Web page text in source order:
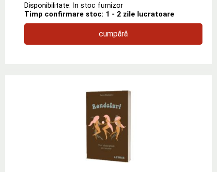
Disponibilitate: In stoc furnizor
Timp confirmare stoc: 1 - 2 zile lucratoare
cumpără